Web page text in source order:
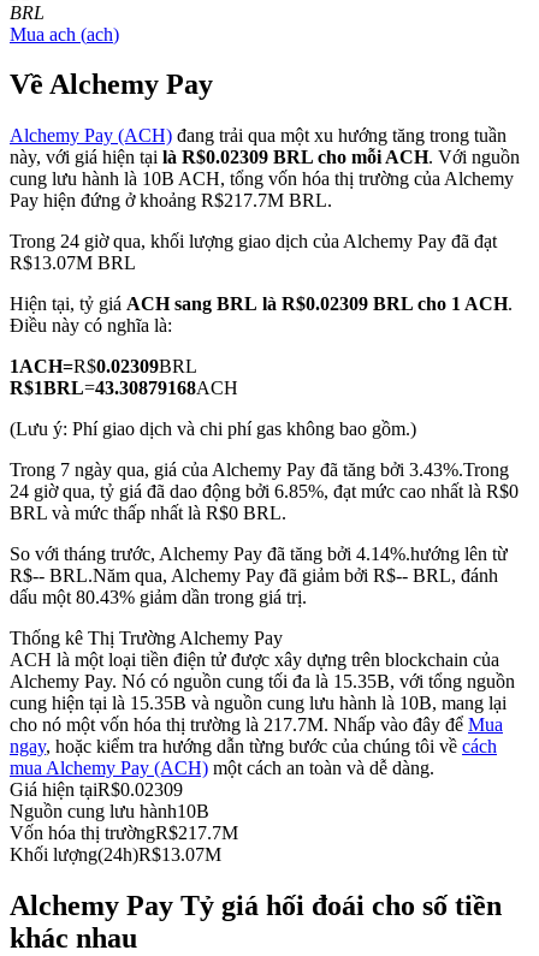
COIN-M Futures
Futures sử dụng token làm tài sản thế chấp
TradFi
Phái sinh cổ phiếu, ngoại hối, kim loại quý và hàng hóa
USDC Futures vĩnh cửu
Futures sử dụng USDC làm tài sản thế chấp
Sao chép Giao dịch
BRL
Mua ach (ach)
Về Alchemy Pay
Alchemy Pay (ACH) đang trải qua một xu hướng tăng trong tuần
này, với giá hiện tại là R$0.02309 BRL cho mỗi ACH. Với nguồn
cung lưu hành là 10B ACH, tổng vốn hóa thị trường của Alchemy
Pay hiện đứng ở khoảng R$217.7M BRL.
Trong 24 giờ qua, khối lượng giao dịch của Alchemy Pay đã đạt
R$13.07M BRL
Hiện tại, tỷ giá ACH sang BRL là R$0.02309 BRL cho 1 ACH.
Điều này có nghĩa là:
1ACH=R$0.02309BRL
R$1BRL=43.30879168ACH
(Lưu ý: Phí giao dịch và chi phí gas không bao gồm.)
Trong 7 ngày qua, giá của Alchemy Pay đã tăng bởi 3.43%.Trong
24 giờ qua, tỷ giá đã dao động bởi 6.85%, đạt mức cao nhất là R$0
BRL và mức thấp nhất là R$0 BRL.
So với tháng trước, Alchemy Pay đã tăng bởi 4.14%.hướng lên từ
R$-- BRL.Năm qua, Alchemy Pay đã giảm bởi R$-- BRL, đánh
dấu một 80.43% giảm dần trong giá trị.
Thống kê Thị Trường Alchemy Pay
ACH là một loại tiền điện tử được xây dựng trên blockchain của
Alchemy Pay. Nó có nguồn cung tối đa là 15.35B, với tổng nguồn
cung hiện tại là 15.35B và nguồn cung lưu hành là 10B, mang lại
cho nó một vốn hóa thị trường là 217.7M. Nhấp vào đây để Mua
ngay, hoặc kiểm tra hướng dẫn từng bước của chúng tôi về cách
mua Alchemy Pay (ACH) một cách an toàn và dễ dàng.
Giá hiện tạiR$0.02309
Nguồn cung lưu hành10B
Vốn hóa thị trườngR$217.7M
Khối lượng(24h)R$13.07M
Alchemy Pay Tỷ giá hối đoái cho số tiền
khác nhau